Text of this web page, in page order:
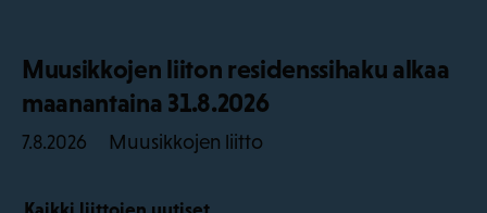
Muusikkojen liiton residenssihaku alkaa
maanantaina 31.8.2026
7.8.2026 Muusikkojen liitto